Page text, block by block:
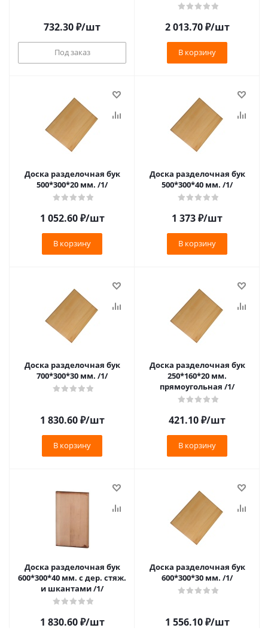
732.30₽/шт
Под заказ
2 013.70₽/шт
В корзину
Доска разделочная бук
500*300*20 мм. /1/
1 052.60₽/шт
В корзину
Доска разделочная бук
500*300*40 мм. /1/
1 373₽/шт
В корзину
Доска разделочная бук
700*300*30 мм. /1/
1 830.60₽/шт
В корзину
Доска разделочная бук
250*160*20 мм.
прямоугольная /1/
421.10₽/шт
В корзину
Доска разделочная бук
600*300*40 мм. с дер. стяж.
и шкантами /1/
1 830.60₽/шт
Доска разделочная бук
600*300*30 мм. /1/
1 556.10₽/шт